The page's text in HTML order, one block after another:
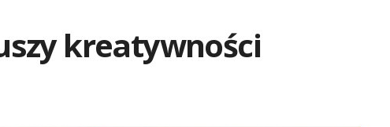
kreatywności